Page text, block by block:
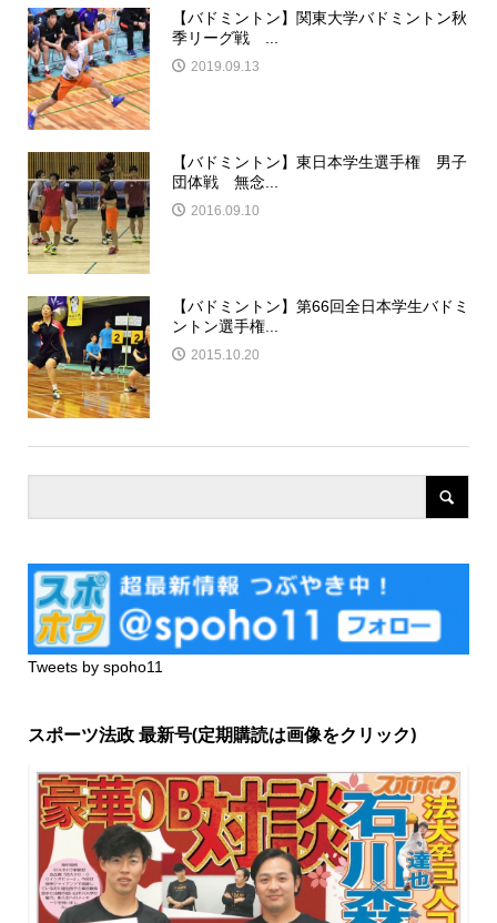
【バドミントン】関東大学バドミントン秋
季リーグ戦 ...
2019.09.13
【バドミントン】東日本学生選手権 男子
団体戦 無念...
2016.09.10
【バドミントン】第66回全日本学生バドミ
ントン選手権...
2015.10.20
Tweets by spoho11
スポーツ法政 最新号(定期購読は画像をクリック)